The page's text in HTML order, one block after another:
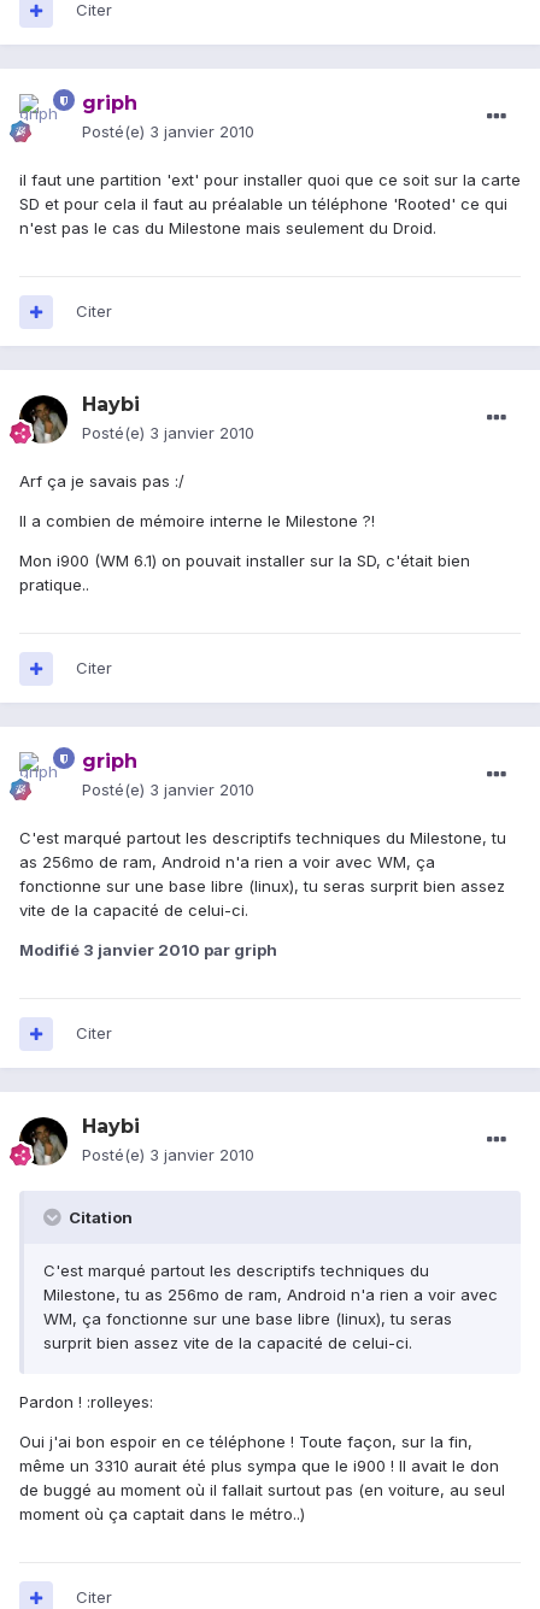
Citer
griph
Posté(e) 3 janvier 2010
il faut une partition 'ext' pour installer quoi que ce soit sur la carte
SD et pour cela il faut au préalable un téléphone 'Rooted' ce qui
n'est pas le cas du Milestone mais seulement du Droid.
Citer
Haybi
Posté(e) 3 janvier 2010
Arf ça je savais pas :/
Il a combien de mémoire interne le Milestone ?!
Mon i900 (WM 6.1) on pouvait installer sur la SD, c'était bien
pratique..
Citer
griph
Posté(e) 3 janvier 2010
C'est marqué partout les descriptifs techniques du Milestone, tu
as 256mo de ram, Android n'a rien a voir avec WM, ça
fonctionne sur une base libre (linux), tu seras surprit bien assez
vite de la capacité de celui-ci.
Modifié 3 janvier 2010 par griph
Citer
Haybi
Posté(e) 3 janvier 2010
Citation
C'est marqué partout les descriptifs techniques du
Milestone, tu as 256mo de ram, Android n'a rien a voir avec
WM, ça fonctionne sur une base libre (linux), tu seras
surprit bien assez vite de la capacité de celui-ci.
Pardon ! :rolleyes:
Oui j'ai bon espoir en ce téléphone ! Toute façon, sur la fin,
même un 3310 aurait été plus sympa que le i900 ! Il avait le don
de buggé au moment où il fallait surtout pas (en voiture, au seul
moment où ça captait dans le métro..)
Citer